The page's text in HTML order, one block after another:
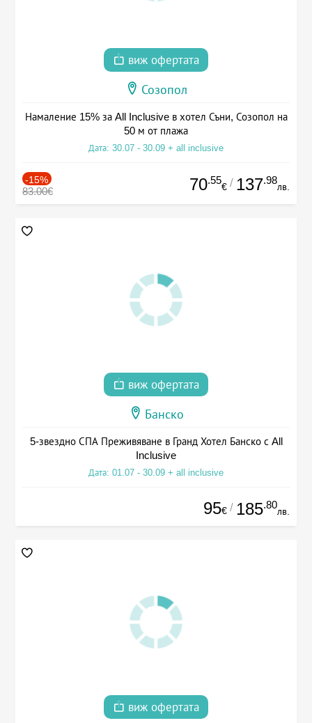
виж офертата
Созопол
Намаление 15% за All Inclusive в хотел Съни, Созопол на
50 м от плажа
Дата: 30.07 - 30.09 + all inclusive
-15%
83.00€ 70.55
€ / 137.98
лв.
виж офертата
Банско
5-звездно СПА Преживяване в Гранд Хотел Банско с All
Inclusive
Дата: 01.07 - 30.09 + all inclusive
95€ / 185.80
лв.
виж офертата